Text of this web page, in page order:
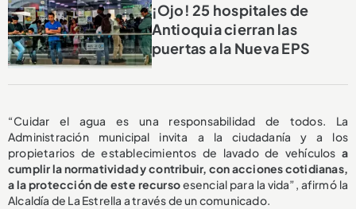
¡Ojo! 25 hospitales de
Antioquia cierran las
puertas a la Nueva EPS
“Cuidar el agua es una responsabilidad de todos. La
Administración municipal invita a la ciudadanía y a los
propietarios de establecimientos de lavado de vehículos a
cumplir la normatividad y contribuir, con acciones cotidianas,
a la protección de este recursoesencial para la vida”, afirmó la
Alcaldía de La Estrella a través de un comunicado.